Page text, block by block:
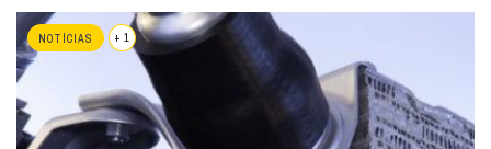
NOTÍCIAS + 1